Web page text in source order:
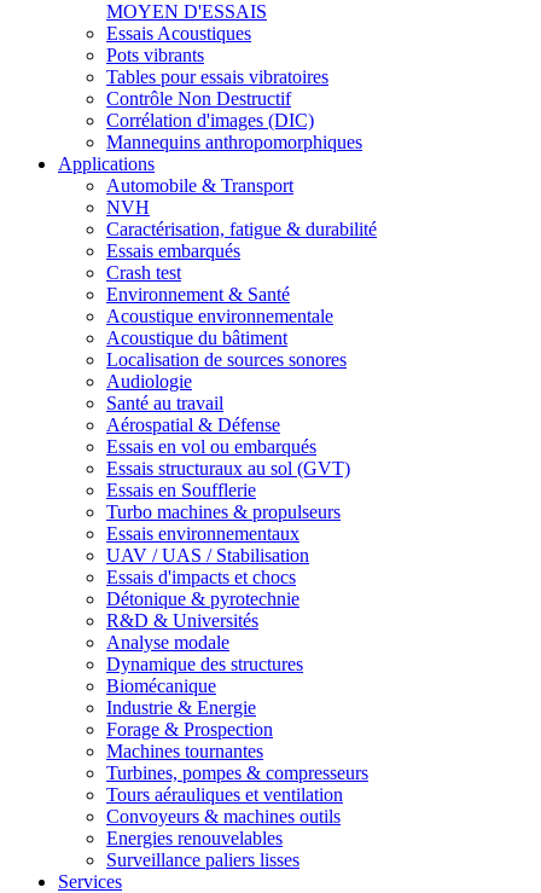
MOYEN D'ESSAIS
Essais Acoustiques
Pots vibrants
Tables pour essais vibratoires
Contrôle Non Destructif
Corrélation d'images (DIC)
Mannequins anthropomorphiques
Applications
Automobile & Transport
NVH
Caractérisation, fatigue & durabilité
Essais embarqués
Crash test
Environnement & Santé
Acoustique environnementale
Acoustique du bâtiment
Localisation de sources sonores
Audiologie
Santé au travail
Aérospatial & Défense
Essais en vol ou embarqués
Essais structuraux au sol (GVT)
Essais en Soufflerie
Turbo machines & propulseurs
Essais environnementaux
UAV / UAS / Stabilisation
Essais d'impacts et chocs
Détonique & pyrotechnie
R&D & Universités
Analyse modale
Dynamique des structures
Biomécanique
Industrie & Energie
Forage & Prospection
Machines tournantes
Turbines, pompes & compresseurs
Tours aérauliques et ventilation
Convoyeurs & machines outils
Energies renouvelables
Surveillance paliers lisses
Services